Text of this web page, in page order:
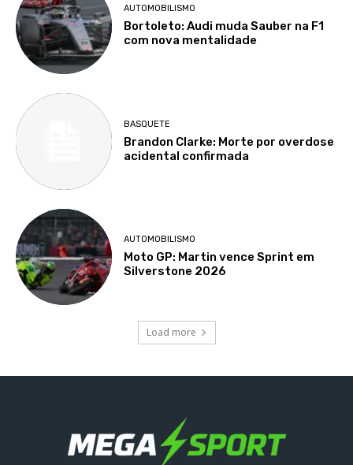
AUTOMOBILISMO
Bortoleto: Audi muda Sauber na F1
com nova mentalidade
BASQUETE
Brandon Clarke: Morte por overdose
acidental confirmada
AUTOMOBILISMO
Moto GP: Martin vence Sprint em
Silverstone 2026
Load more